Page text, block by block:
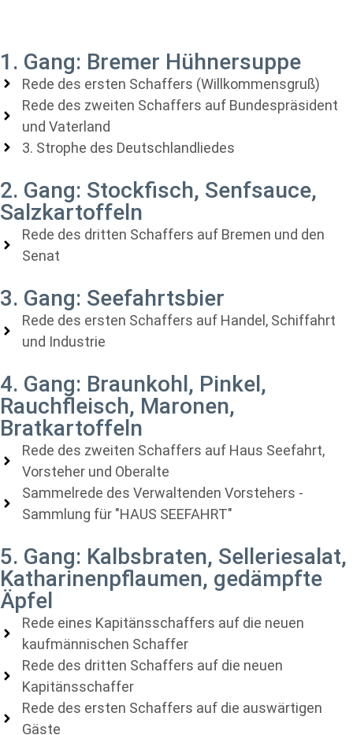
1. Gang: Bremer Hühnersuppe
Rede des ersten Schaffers (Willkommensgruß)
Rede des zweiten Schaffers auf Bundespräsident
und Vaterland
3. Strophe des Deutschlandliedes
2. Gang: Stockfisch, Senfsauce,
Salzkartoffeln
Rede des dritten Schaffers auf Bremen und den
Senat
3. Gang: Seefahrtsbier
Rede des ersten Schaffers auf Handel, Schiffahrt
und Industrie
4. Gang: Braunkohl, Pinkel,
Rauchfleisch, Maronen,
Bratkartoffeln
Rede des zweiten Schaffers auf Haus Seefahrt,
Vorsteher und Oberalte
Sammelrede des Verwaltenden Vorstehers -
Sammlung für "HAUS SEEFAHRT"
5. Gang: Kalbsbraten, Selleriesalat,
Katharinenpflaumen, gedämpfte
Äpfel
Rede eines Kapitänsschaffers auf die neuen
kaufmännischen Schaffer
Rede des dritten Schaffers auf die neuen
Kapitänsschaffer
Rede des ersten Schaffers auf die auswärtigen
Gäste